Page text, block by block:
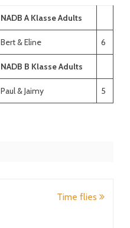
NADB A Klasse Adults
Bert & Eline 6
NADB B Klasse Adults
Paul & Jaimy 5
Time flies